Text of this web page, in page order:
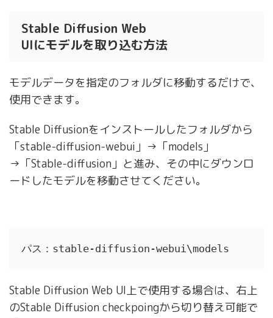
Stable Diffusion Web
UIにモデルを取り込む方法
モデルデータを指定のフォルダに移動するだけで、
使用できます。
Stable Diffusionをインストールしたフォルダから
「stable-diffusion-webui」→「models」
→「Stable-diffusion」と進み、その中にダウンロ
ードしたモデルを移動させてください。
パス：stable-diffusion-webui\models
Stable Diffusion Web UI上で使用する場合は、右上
のStable Diffusion checkpoingから切り替え可能で